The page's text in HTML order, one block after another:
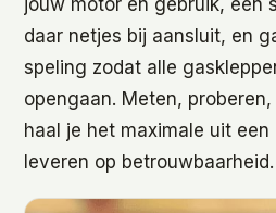
jouw motor en gebruik, een
daar netjes bij aansluit, en
speling zodat alle
opengaan. Meten,
haal je het maximale uit een
leveren op betrouwbaarheid.